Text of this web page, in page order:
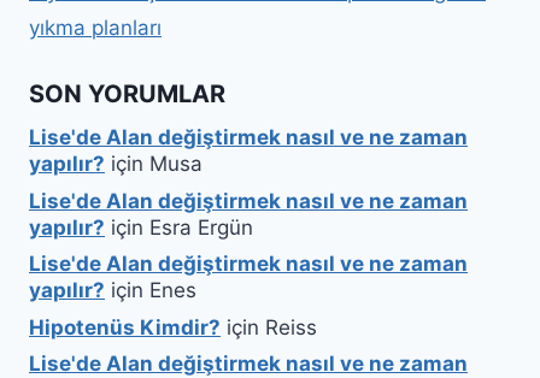
yıkma planları
SON YORUMLAR
Lise'de Alan değiştirmek nasıl ve ne zaman
yapılır? için Musa
Lise'de Alan değiştirmek nasıl ve ne zaman
yapılır? için Esra Ergün
Lise'de Alan değiştirmek nasıl ve ne zaman
yapılır? için Enes
Hipotenüs Kimdir? için Reiss
Lise'de Alan değiştirmek nasıl ve ne zaman